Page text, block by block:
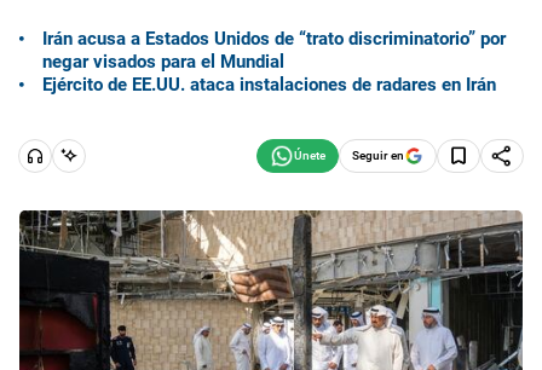
Irán acusa a Estados Unidos de “trato discriminatorio” por
negar visados para el Mundial
Ejército de EE.UU. ataca instalaciones de radares en Irán
Seguir en